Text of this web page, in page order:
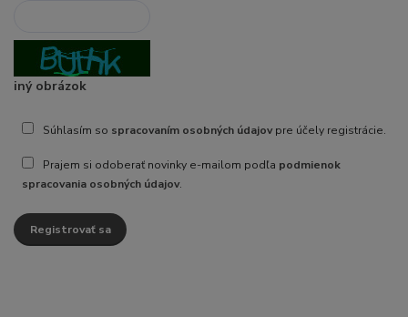
iný obrázok
Súhlasím so spracovaním osobných údajovpre účely registrácie.
Prajem si odoberať novinky e-mailom podľa podmienok
spracovania osobných údajov.
Registrovať sa